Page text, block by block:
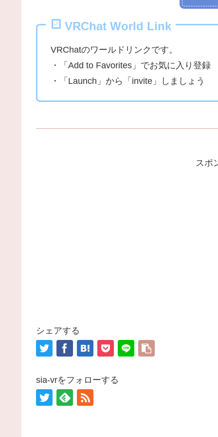
VRChat World Link
VRChatのワールドリンクです。
・「Add to Favorites」でお気に入り登録
・「Launch」から「invite」しましょう
スポ
シェアする
sia-vrをフォローする